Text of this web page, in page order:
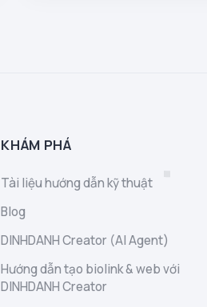
KHÁM PHÁ
Tài liệu hướng dẫn kỹ thuật
Blog
DINHDANH Creator (AI Agent)
Hướng dẫn tạo biolink & web với
DINHDANH Creator